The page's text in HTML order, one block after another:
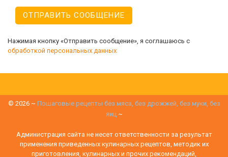
Нажимая кнопку «Отправить сообщение», я соглашаюсь с
обработкой персональных данных
© 2026~ Пошаговые рецепты без мяса, без дрожжей, без муки, без
яиц~
Администрация сайта не несет ответственности за результат
применения приведенных кулинарных рецептов, методик их
приготовления, кулинарных и прочих рекомендаций,